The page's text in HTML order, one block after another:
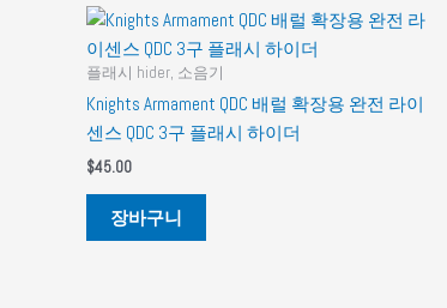
플래시 hider, 소음기
Knights Armament QDC 배럴 확장용 완전 라이
센스 QDC 3구 플래시 하이더
$45.00
장바구니